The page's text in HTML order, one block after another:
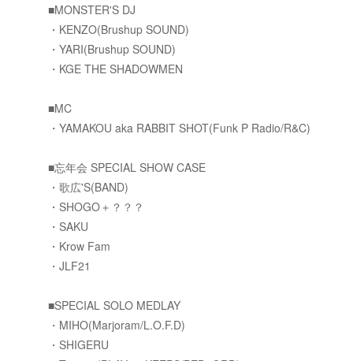
■MONSTER'S DJ
・KENZO(Brushup SOUND)
・YARI(Brushup SOUND)
・KGE THE SHADOWMEN
■MC
・YAMAKOU aka RABBIT SHOT(Funk P Radio/R&C)
■忘年会 SPECIAL SHOW CASE
・歌広'S(BAND)
・SHOGO＋？？？
・SAKU
・Krow Fam
・JLF21
■SPECIAL SOLO MEDLAY
・MIHO(Marjoram/L.O.F.D)
・SHIGERU